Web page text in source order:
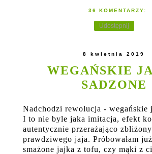
36 KOMENTARZY:
Udostępnij
8 kwietnia 2019
WEGAŃSKIE
SADZONE
Nadchodzi rewolucja - wegańskie
I to nie byle jaka imitacja, efekt
autentycznie przerażająco
prawdziwego jaja. Próbowałam
smażone jajka z tofu, czy mąki z